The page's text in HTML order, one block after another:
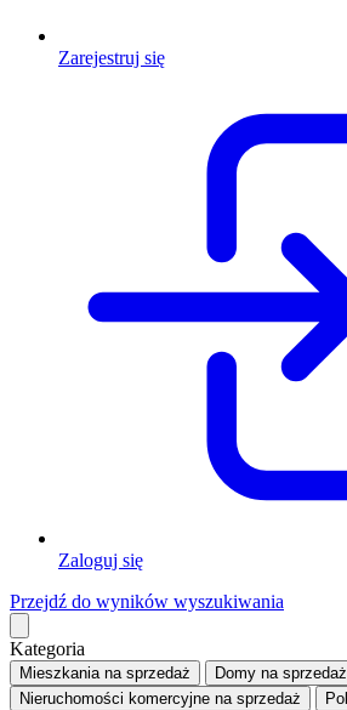
Zarejestruj się
Zaloguj się
Przejdź do wyników wyszukiwania
Kategoria
Mieszkaniana sprzedaż Domy na sprzedaż
Nieruchomości komercyjne na sprzedaż